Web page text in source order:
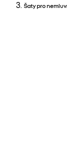
Šaty pro